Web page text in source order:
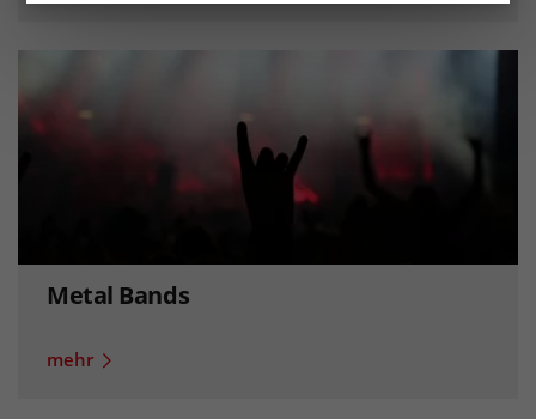
Metal Bands
mehr